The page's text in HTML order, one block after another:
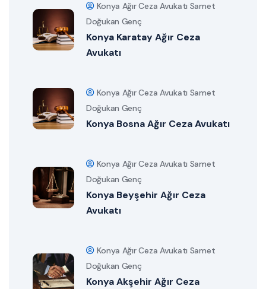
Konya Ağır Ceza Avukatı Samet
Doğukan Genç
Konya Karatay Ağır Ceza
Avukatı
Konya Ağır Ceza Avukatı Samet
Doğukan Genç
Konya Bosna Ağır Ceza Avukatı
Konya Ağır Ceza Avukatı Samet
Doğukan Genç
Konya Beyşehir Ağır Ceza
Avukatı
Konya Ağır Ceza Avukatı Samet
Doğukan Genç
Konya Akşehir Ağır Ceza